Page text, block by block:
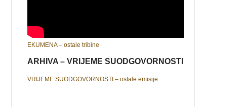
EKUMENA – ostale tribine
ARHIVA – VRIJEME SUODGOVORNOSTI
VRIJEME SUODGOVORNOSTI – ostale emisije